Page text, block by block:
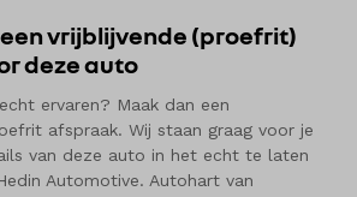
vrijblijvende (proefrit)
deze auto
ervaren? Maak dan een
afspraak. Wij staan graag voor je
van deze auto in het echt te laten
Automotive. Autohart van